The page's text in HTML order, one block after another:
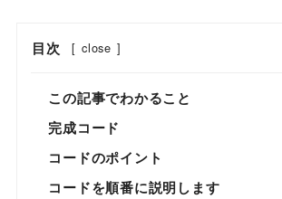
目次 [ close ]
この記事でわかること
完成コード
コードのポイント
コードを順番に説明します